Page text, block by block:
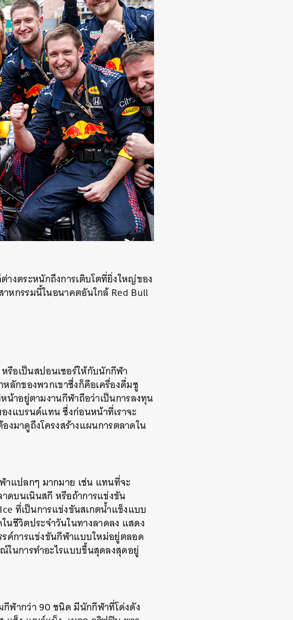
งตระหนักถึงการเติบโตที่ยิ่งใหญ่ของ
หกรรมนี้ในอนาคตอันใกล้ Red Bull
อเป็นสปอนเซอร์ให้กับนักกีฬา
ลักของพวกเขาซึ่งก็คือเครื่องดื่มชู
น้าอยู่ตามงานกีฬาถือว่าเป็นการลงทุน
แบรนด์แทน ซึ่งก่อนหน้าที่เราจะ
งมาดูถึงโครงสร้างแผนการตลาดใน
าแปลกๆ มากมาย เช่น แทนที่จะ
ดบนเนินสกี หรือถ้าการแข่งขัน
ที่เป็นการแข่งขันสเกตน้ำแข็งแบบ
นชีวิตประจำวันในทางลาดลง แสดง
รค์การแข่งขันกีฬาแบบใหม่อยู่ตลอด
ในการทำอะไรแบบขึ้นสุดลงสุดอยู่
ฬากว่า 90 ชนิด มีนักกีฬาที่โด่งดัง